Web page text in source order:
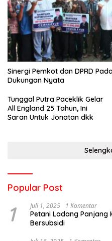
Sinergi Pemkot dan DPRD
Dukungan Nyata
Tunggal Putra Paceklik Gelar
All England 25 Tahun, Ini
Saran Untuk Jonatan dkk
Popular Post
1 Juli 1, 2025 1 Komentar
Petani Ladang Panjang
Bersubsidi